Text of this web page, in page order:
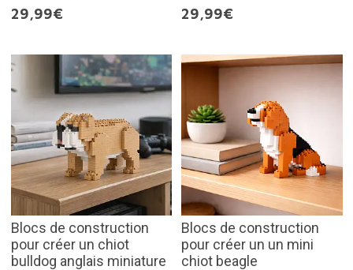
29,99€
29,99€
Blocs de construction
pour créer un chiot
bulldog anglais miniature
Blocs de construction
pour créer un un mini
chiot beagle